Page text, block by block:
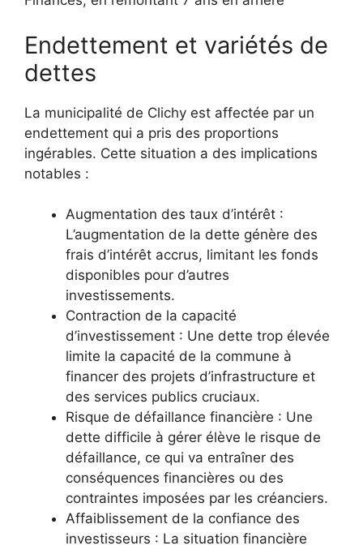
Endettement et variétés de
dettes
La municipalité de Clichy est affectée par un
endettement qui a pris des proportions
ingérables. Cette situation a des implications
notables :
Augmentation des taux d’intérêt :
L’augmentation de la dette génère des
frais d’intérêt accrus, limitant les fonds
disponibles pour d’autres
investissements.
Contraction de la capacité
d’investissement : Une dette trop élevée
limite la capacité de la commune à
financer des projets d’infrastructure et
des services publics cruciaux.
Risque de défaillance financière : Une
dette difficile à gérer élève le risque de
défaillance, ce qui va entraîner des
conséquences financières ou des
contraintes imposées par les créanciers.
Affaiblissement de la confiance des
investisseurs : La situation financière